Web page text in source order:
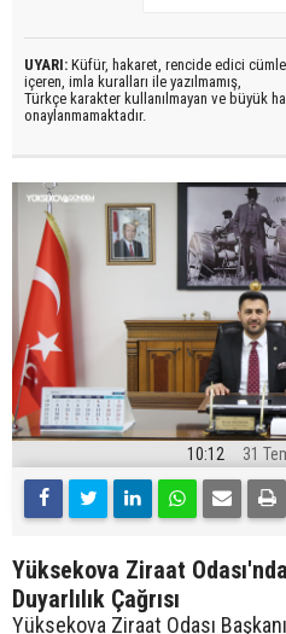
UYARI: Küfür, hakaret, rencide edici
içeren, imla kuralları ile yazılmamış,
Türkçe karakter kullanılmayan ve büyük
onaylanmamaktadır.
10:12 31
Yüksekova Ziraat
Duyarlılık Çağrısı
Yüksekova Ziraat Odası